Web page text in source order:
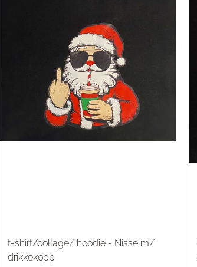
t-shirt/collage/ hoodie - Nisse m/
drikkekopp